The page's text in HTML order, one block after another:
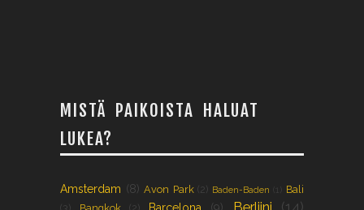
MISTÄ PAIKOISTA HALUAT
LUKEA?
Amsterdam (8) Avon Park (2) Baden-Baden (1)
Bali